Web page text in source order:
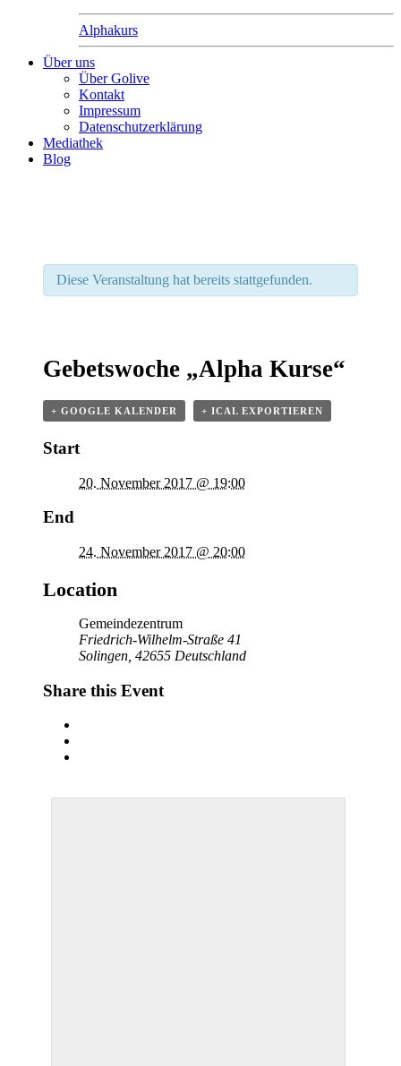
Alphakurs
Über uns
Über Golive
Kontakt
Impressum
Datenschutzerklärung
Mediathek
Blog
Diese Veranstaltung hat bereits stattgefunden.
Gebetswoche „Alpha Kurse“
+ GOOGLE KALENDER + ICAL EXPORTIEREN
Start
20. November 2017 @ 19:00
End
24. November 2017 @ 20:00
Location
Gemeindezentrum
Friedrich-Wilhelm-Straße 41
Solingen 42655 Deutschland
Share this Event